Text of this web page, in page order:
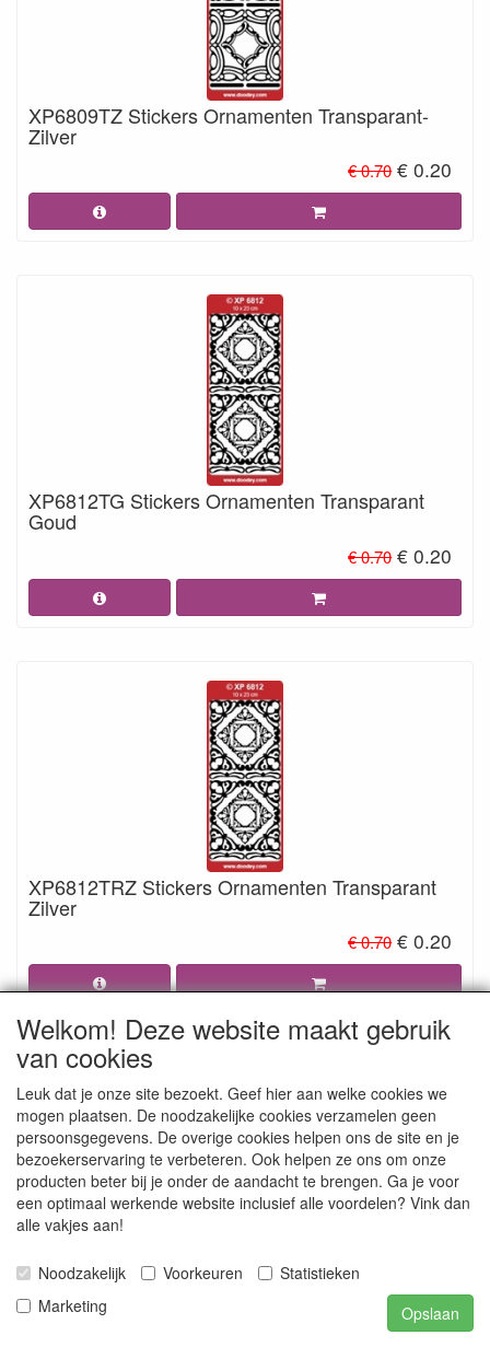
Welkom! Deze website maakt gebruik
van cookies
Leuk dat je onze site bezoekt. Geef hier aan welke cookies we
mogen plaatsen. De noodzakelijke cookies verzamelen geen
persoonsgegevens. De overige cookies helpen ons de site en je
bezoekerservaring te verbeteren. Ook helpen ze ons om onze
producten beter bij je onder de aandacht te brengen. Ga je voor
een optimaal werkende website inclusief alle voordelen? Vink dan
alle vakjes aan!
Noodzakelijk Voorkeuren
Statistieken
Marketing
Opslaan
XP6809TZ Stickers Ornamenten Transparant-
Zilver
€ 0.70 € 0.20
XP6812TG Stickers Ornamenten Transparant
Goud
€ 0.70 € 0.20
XP6812TRZ Stickers Ornamenten Transparant
Zilver
€ 0.70 € 0.20
XP6902BB Sticker Ornamenten -
Babyblauw/goud
€ 0.70 € 0.20